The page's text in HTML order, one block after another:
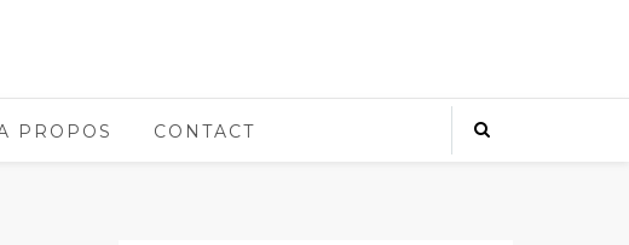
PROPOS CONTACT